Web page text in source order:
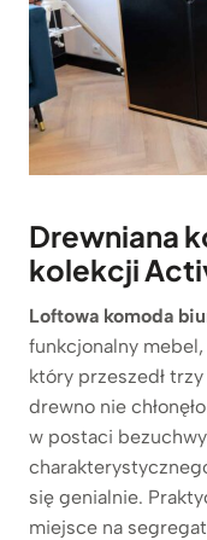
Drewniana
kolekcji
Loftowa komoda
funkcjonalny
który przeszedł
drewno nie
w postaci
się genialnie.
miejsce na